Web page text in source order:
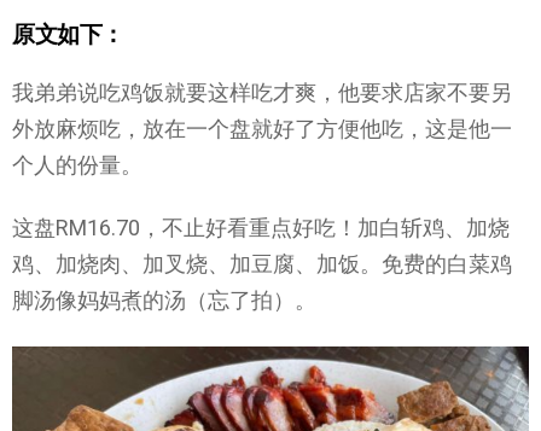
原文如下：
我弟弟说吃鸡饭就要这样吃才爽，他要求店家不要另
外放麻烦吃，放在一个盘就好了方便他吃，这是他一
个人的份量。
这盘RM16.70，不止好看重点好吃！加白斩鸡、加烧
鸡、加烧肉、加叉烧、加豆腐、加饭。免费的白菜鸡
脚汤像妈妈煮的汤（忘了拍）。